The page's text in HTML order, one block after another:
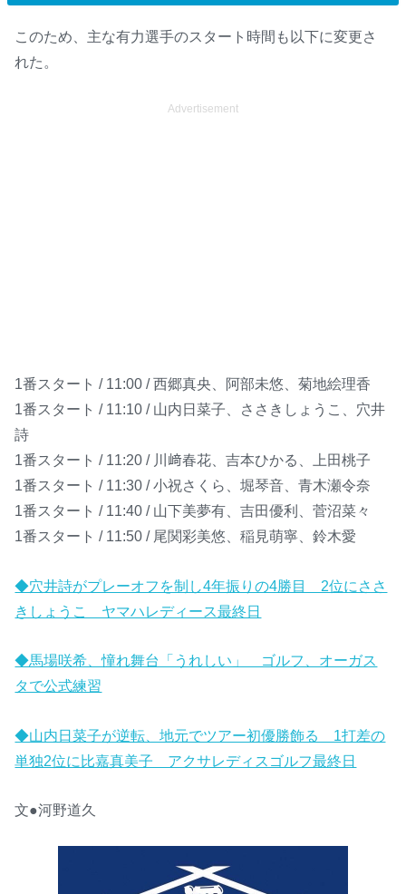
このため、主な有力選手のスタート時間も以下に変更さ
れた。
Advertisement
1番スタート / 11:00 / 西郷真央、阿部未悠、菊地絵理香
1番スタート / 11:10 / 山内日菜子、ささきしょうこ、穴井
詩
1番スタート / 11:20 / 川﨑春花、吉本ひかる、上田桃子
1番スタート / 11:30 / 小祝さくら、堀琴音、青木瀬令奈
1番スタート / 11:40 / 山下美夢有、吉田優利、菅沼菜々
1番スタート / 11:50 / 尾関彩美悠、稲見萌寧、鈴木愛
◆穴井詩がプレーオフを制し4年振りの4勝目 2位にささ
きしょうこ ヤマハレディース最終日
◆馬場咲希、憧れ舞台「うれしい」 ゴルフ、オーガス
タで公式練習
◆山内日菜子が逆転、地元でツアー初優勝飾る 1打差の
単独2位に比嘉真美子 アクサレディスゴルフ最終日
文●河野道久